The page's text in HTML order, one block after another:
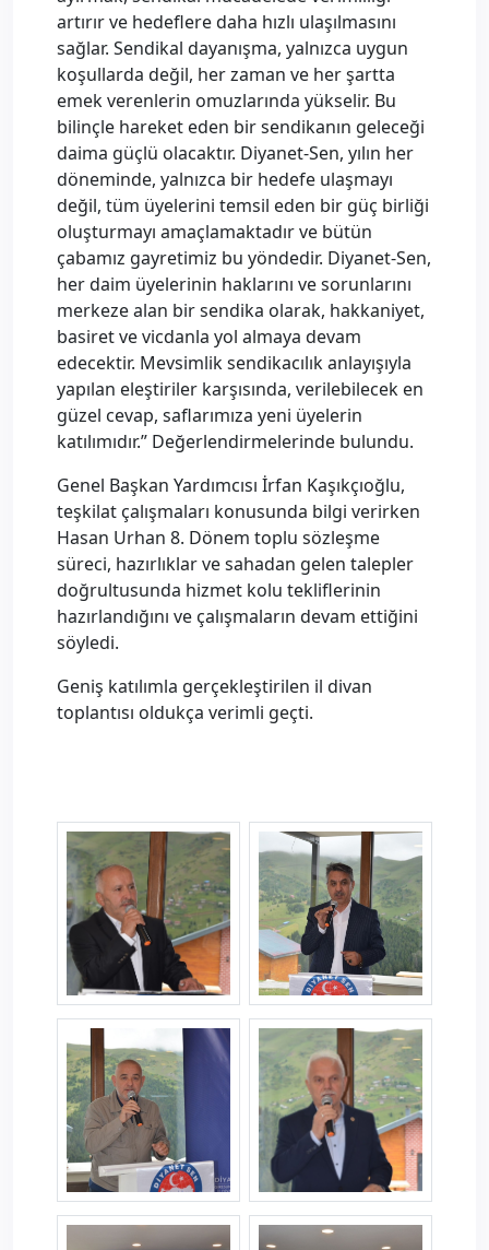
artırır ve hedeflere daha hızlı ulaşılmasını
sağlar. Sendikal dayanışma, yalnızca uygun
koşullarda değil, her zaman ve her şartta
emek verenlerin omuzlarında yükselir. Bu
bilinçle hareket eden bir sendikanın geleceği
daima güçlü olacaktır. Diyanet-Sen, yılın her
döneminde, yalnızca bir hedefe ulaşmayı
değil, tüm üyelerini temsil eden bir güç birliği
oluşturmayı amaçlamaktadır ve bütün
çabamız gayretimiz bu yöndedir. Diyanet-Sen,
her daim üyelerinin haklarını ve sorunlarını
merkeze alan bir sendika olarak, hakkaniyet,
basiret ve vicdanla yol almaya devam
edecektir. Mevsimlik sendikacılık anlayışıyla
yapılan eleştiriler karşısında, verilebilecek en
güzel cevap, saflarımıza yeni üyelerin
katılımıdır.” Değerlendirmelerinde bulundu.
Genel Başkan Yardımcısı İrfan Kaşıkçıoğlu,
teşkilat çalışmaları konusunda bilgi verirken
Hasan Urhan 8. Dönem toplu sözleşme
süreci, hazırlıklar ve sahadan gelen talepler
doğrultusunda hizmet kolu tekliflerinin
hazırlandığını ve çalışmaların devam ettiğini
söyledi.
Geniş katılımla gerçekleştirilen il divan
toplantısı oldukça verimli geçti.
giresunild1.jpg giresunild2.jpg
giresunild3.jpg giresunild4.jpg